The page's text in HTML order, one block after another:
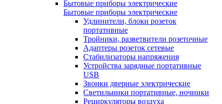
Бытовые приборы электрические
Бытовые приборы электрические
Удлинители, блоки розеток
портативные
Тройники, разветвители розеточные
Адаптеры розеток сетевые
Стабилизаторы напряжения
Устройства зарядные портативные
USB
Звонки дверные электрические
Светильники портативные, ночники
Рециркуляторы воздуха